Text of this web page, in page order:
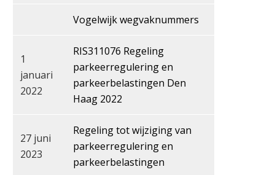
Vogelwijk wegvaknummers
1
januari
2022
RIS311076 Regeling
parkeerregulering en
parkeerbelastingen Den
Haag 2022
27 juni
2023
Regeling tot wijziging van
parkeerregulering en
parkeerbelastingen